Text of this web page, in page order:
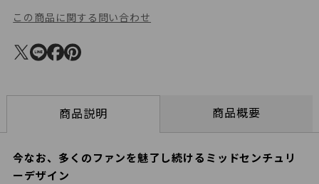
この商品に関する問い合わせ
商品説明 商品概要
今なお、多くのファンを魅了し続けるミッドセンチュリ
ーデザイン